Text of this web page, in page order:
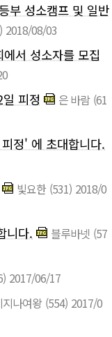
부 성소캠프 및 일반
2018/08/03
서 성소자를 모집
피정 은 바람 (61
정' 에 초대합니다.
빛요한 (531) 2018/0
니다. 블루바넷 (57
2017/06/17
지나여왕 (554) 2017/0